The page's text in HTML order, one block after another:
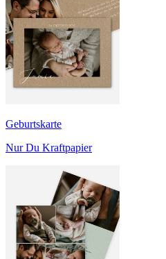
Geburtskarte
Nur Du Kraftpapier